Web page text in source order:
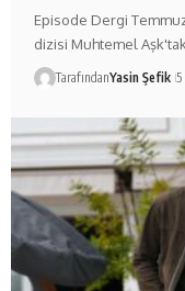
Episode Dergi
dizisi Muhtemel
TarafındanYasin Şefik